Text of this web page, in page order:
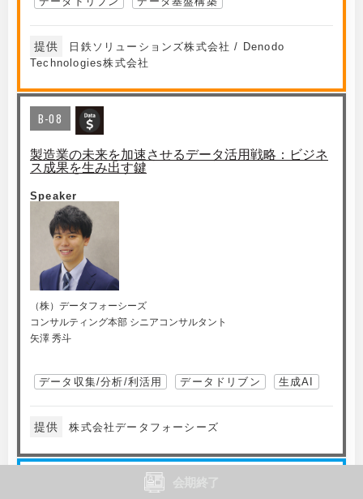
提供
日鉄ソリューションズ株式会社 / Denodo
Technologies株式会社
B-08
製造業の未来を加速させるデータ活用戦略：ビジネ
ス成果を生み出す鍵
Speaker
（株）データフォーシーズ
コンサルティング本部 シニアコンサルタント
矢澤 秀斗
データ収集/分析/利活用 データドリブン 生成AI
提供 株式会社データフォーシーズ